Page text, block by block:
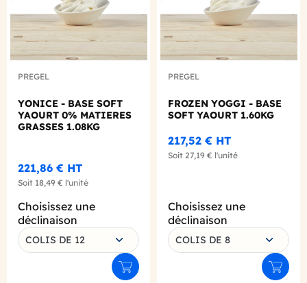
PREGEL
YONICE - BASE SOFT
YAOURT 0% MATIERES
GRASSES 1.08KG
221,86 € HT
Soit 18,49 € l'unité
Choisissez une
déclinaison
COLIS DE 12
Ajouter au panier
PREGEL
FROZEN YOGGI - BASE
SOFT YAOURT 1.60KG
217,52 € HT
Soit 27,19 € l'unité
Choisissez une
déclinaison
COLIS DE 8